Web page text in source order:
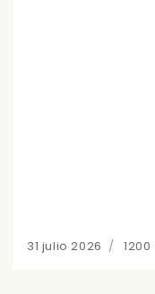
Posted
31 julio 2026
Full
1200